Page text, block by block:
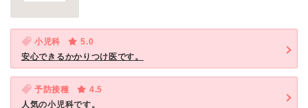
小児科
5.0
安心できるかかりつけ医です。
予防接種
4.5
人気の小児科です。